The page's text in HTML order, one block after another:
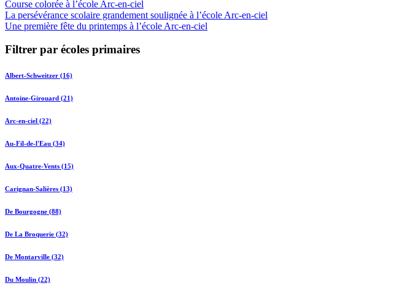
Course colorée à l’école Arc-en-ciel
La persévérance scolaire grandement soulignée à l’école Arc-en-ciel
Une première fête du printemps à l’école Arc-en-ciel
Filtrer par écoles primaires
Albert-Schweitzer (16)
Antoine-Girouard (21)
Arc-en-ciel (22)
Au-Fil-de-l'Eau (34)
Aux-Quatre-Vents (15)
Carignan-Salières (13)
De Bourgogne (88)
De La Broquerie (32)
De Montarville (32)
Du Moulin (22)